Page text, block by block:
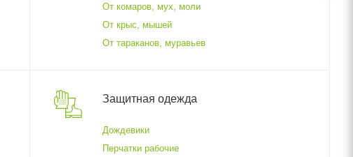
От комаров, мух, моли
От крыс, мышей
От тараканов, муравьев
Защитная одежда
Дождевики
Перчатки рабочие